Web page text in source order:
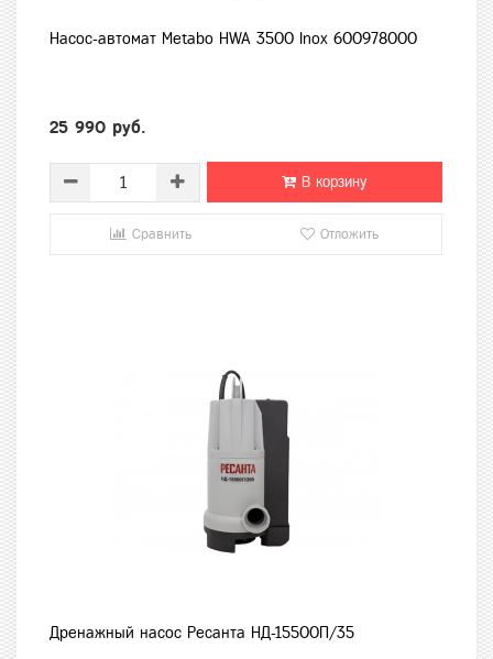
Насос-автомат Metabo HWA 3500 Inox 600978000
25 990 руб.
В корзину
Сравнить Отложить
Дренажный насос Ресанта НД-15500П/35